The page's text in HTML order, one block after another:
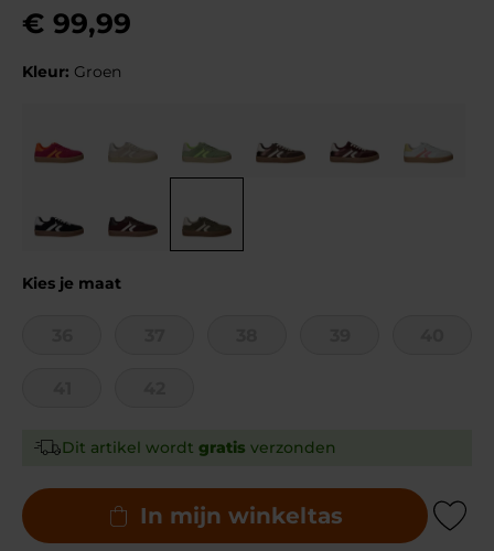
€ 99,99
Kleur: Groen
Kies je maat
Dit artikel wordt gratis verzonden
In mijn winkeltas Add to